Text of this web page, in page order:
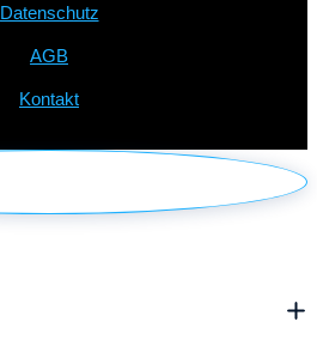
Datenschutz
AGB
Kontakt